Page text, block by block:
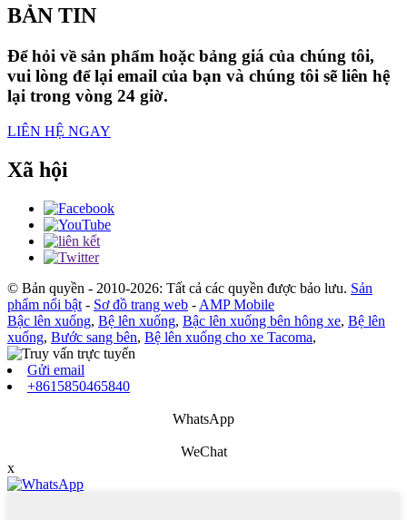
BẢN TIN
Để hỏi về sản phẩm hoặc bảng giá của chúng tôi,
vui lòng để lại email của bạn và chúng tôi sẽ liên hệ
lại trong vòng 24 giờ.
LIÊN HỆ NGAY
Xã hội
© Bản quyền - 2010-2026: Tất cả các quyền được bảo lưu. Sản
phẩm nổi bật - Sơ đồ trang web - AMP Mobile
Bậc lên xuống, Bệ lên xuống, Bậc lên xuống bên hông xe, Bệ lên
xuống, Bước sang bên, Bệ lên xuống cho xe Tacoma,
Gửi email
+8615850465840
WhatsApp
WeChat
x